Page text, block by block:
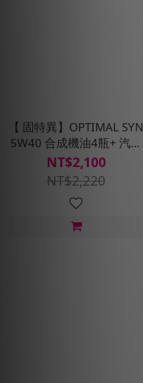
【 固特異】OPTIMAL SYN
5W40 合成機油4瓶+ 汽車
健檢保養套組(含安裝費_耗
材另計)
NT$2,100
NT$2,220